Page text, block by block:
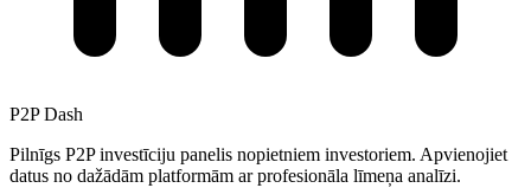
P2P Dash
Pilnīgs P2P investīciju panelis nopietniem investoriem. Apvienojiet
datus no dažādām platformām ar profesionāla līmeņa analīzi.